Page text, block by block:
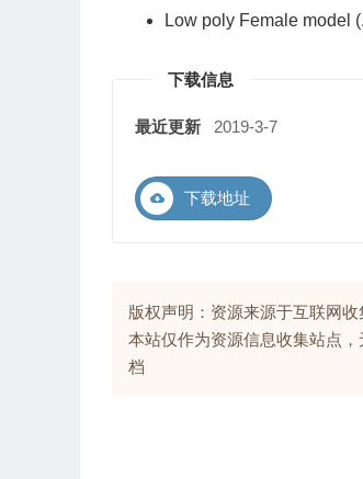
Low poly Female model
下载信息
最近更新 2019-3-7
下载地址
版权声明：资源来源于互联网
本站仅作为资源信息收集站点
档